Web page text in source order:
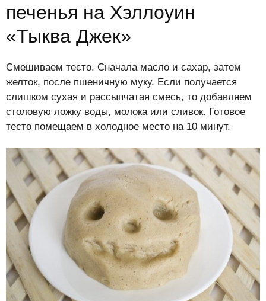
печенья на Хэллоуин
«Тыква Джек»
Смешиваем тесто. Сначала масло и сахар, затем
желток, после пшеничную муку. Если получается
слишком сухая и рассыпчатая смесь, то добавляем
столовую ложку воды, молока или сливок. Готовое
тесто помещаем в холодное место на 10 минут.